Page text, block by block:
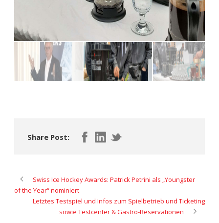
Share Post:
Swiss Ice Hockey Awards: Patrick Petrini als „Youngster
of the Year“ nominiert
Letztes Testspiel und Infos zum Spielbetrieb und Ticketing
sowie Testcenter & Gastro-Reservationen